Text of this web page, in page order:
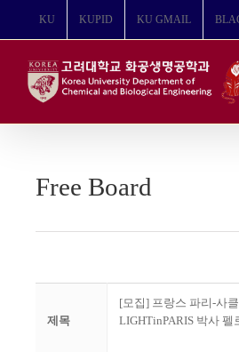
뛰
KU KUPID KU GMAIL
Free Board
제목
[모집] 프랑스 파리-사
LIGHTinPARIS 박사 펠